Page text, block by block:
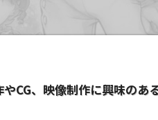
やCG、映像制作に興味の